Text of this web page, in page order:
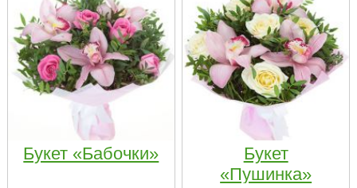
Букет «Бабочки»
Букет
«Пушинка»